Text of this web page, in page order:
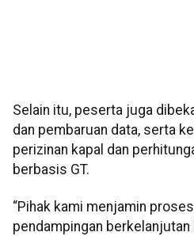
Selain itu, peserta juga
dan pembaruan data, serta
perizinan kapal dan
berbasis GT.
“Pihak kami menjamin
pendampingan